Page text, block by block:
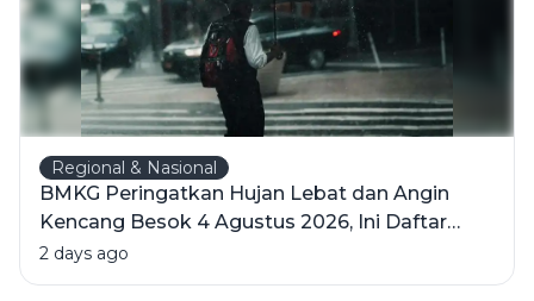
Regional & Nasional
BMKG Peringatkan Hujan Lebat dan Angin
Kencang Besok 4 Agustus 2026, Ini Daftar
Wilayahnya
2 days ago